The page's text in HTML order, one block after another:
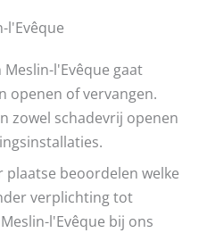
l'Evêque
l'Evêque gaat
openen of vervangen.
zowel schadevrij openen
plaatse beoordelen welke
verplichting tot
l'Evêque bij ons